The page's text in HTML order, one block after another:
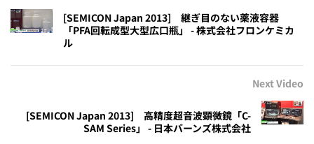
[SEMICON Japan 2013] 継ぎ目のない薬液容器
「PFA回転成型大型広口瓶」 - 株式会社フロンケミカ
ル
Next Video
[SEMICON Japan 2013] 高精度超音波顕微鏡「C-
SAM Series」 - 日本バーンズ株式会社